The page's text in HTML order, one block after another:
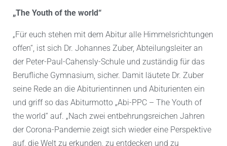
„The Youth of the world“
„Für euch stehen mit dem Abitur alle Himmelsrichtungen
offen“, ist sich Dr. Johannes Zuber, Abteilungsleiter an
der Peter-Paul-Cahensly-Schule und zuständig für das
Berufliche Gymnasium, sicher. Damit läutete Dr. Zuber
seine Rede an die Abiturientinnen und Abiturienten ein
und griff so das Abiturmotto „Abi-PPC – The Youth of
the world“ auf. „Nach zwei entbehrungsreichen Jahren
der Corona-Pandemie zeigt sich wieder eine Perspektive
auf, die Welt zu erkunden, zu entdecken und zu